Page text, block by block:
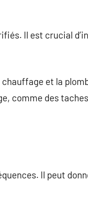
Il est crucial
et la
comme des
Il peut